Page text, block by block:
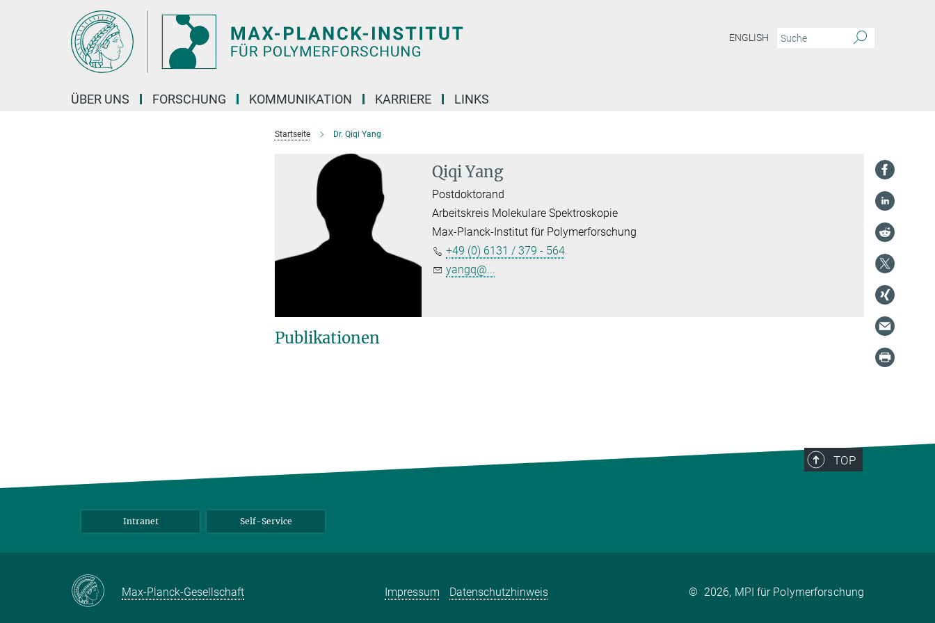
ENGLISH
ÜBER UNS FORSCHUNG KOMMUNIKATION KARRIERE LINKS
Startseite Dr. Qiqi Yang
Qiqi Yang
Postdoktorand
Arbeitskreis Molekulare Spektroskopie
Max-Planck-Institut für Polymerforschung
+49 (0) 6131 / 379 - 564
yangq@...
Publikationen
TOP
Intranet Self-Service
Max-Planck-Gesellschaft Impressum Datenschutzhinweis © 2026, MPI für Polymerforschung